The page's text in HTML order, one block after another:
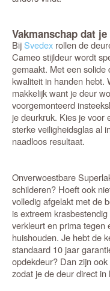
Vakmanschap dat
BijSvedex rollen de
Cameo stijldeur wordt
gemaakt. Met een solide
kwaliteit in handen hebt.
makkelijk want je deur
voorgemonteerd
je deurkruk. Kies je voor
sterke veiligheidsglas al
naadloos resultaat.
Onverwoestbare
schilderen? Hoeft ook
volledig afgelakt met de
is extreem
verkleurt en prima tegen
huishouden. Je hebt de
standaard 10 jaar
opdekdeur? Dan zijn
zodat je de deur direct in